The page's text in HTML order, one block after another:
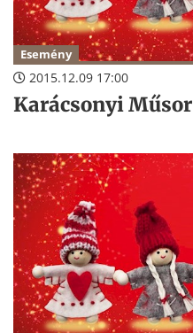
Esemény
2015.12.09 17:00
Karácsonyi Műsor